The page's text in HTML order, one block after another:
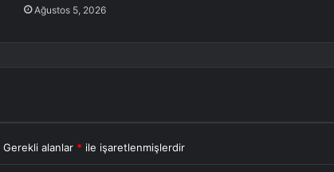
Ağustos 5, 2026
Gerekli alanlar * ile işaretlenmişlerdir